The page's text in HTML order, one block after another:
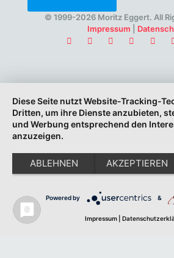
© 1999-2026 Moritz Eggert. All
Impressum
Diese Seite nutzt Website-Tracking-
Dritten, um ihre Dienste anzubieten,
und Werbung entsprechend den
anzuzeigen.
ABLEHNEN AKZEPTIEREN
Powered by &
Impressum